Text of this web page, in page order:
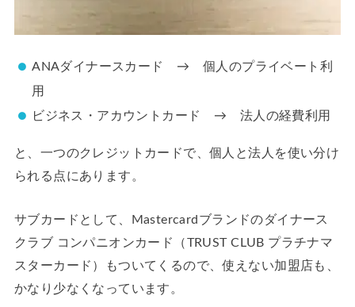
ANAダイナースカード → 個人のプライベート利
用
ビジネス・アカウントカード → 法人の経費利用
と、一つのクレジットカードで、個人と法人を使い分け
られる点にあります。
サブカードとして、Mastercardブランドのダイナース
クラブ コンパニオンカード（TRUST CLUB プラチナマ
スターカード）もついてくるので、使えない加盟店も、
かなり少なくなっています。